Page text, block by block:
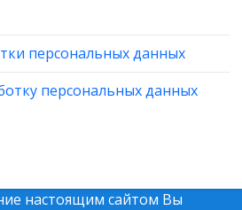
персональных данных
персональных данных
настоящим сайтом Вы